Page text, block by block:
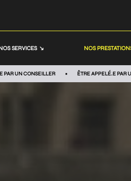
SERVICES NOS
PAR UN CONSEILLER ÊTRE APPELÉ.E PAR